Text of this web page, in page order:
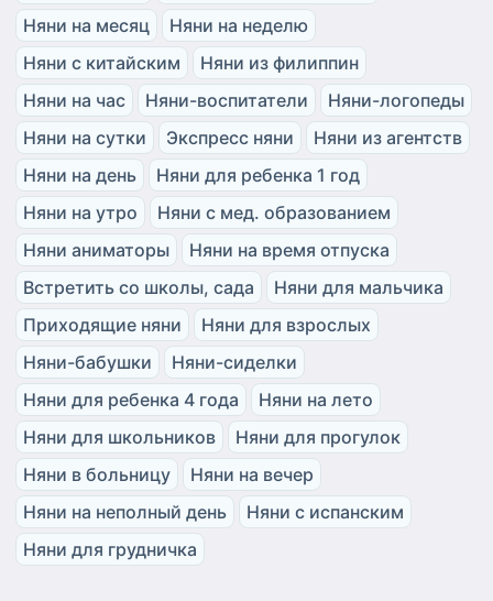
Няни на месяц
Няни на неделю
Няни с китайским
Няни из филиппин
Няни на час
Няни-воспитатели
Няни-логопеды
Няни на сутки
Экспресс няни
Няни из агентств
Няни на день
Няни для ребенка 1 год
Няни на утро
Няни с мед. образованием
Няни аниматоры
Няни на время отпуска
Встретить со школы, сада
Няни для мальчика
Приходящие няни
Няни для взрослых
Няни-бабушки
Няни-сиделки
Няни для ребенка 4 года
Няни на лето
Няни для школьников
Няни для прогулок
Няни в больницу
Няни на вечер
Няни на неполный день
Няни с испанским
Няни для грудничка